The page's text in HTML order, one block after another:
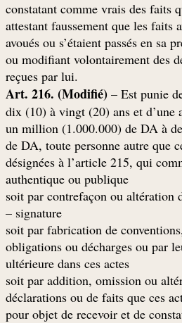
constatant comme vrais des faits
attestant faussement que les faits
avoués ou s’étaient passés en sa
ou modifiant volontairement des
.reçues par lui
Art. 216. (Modifié) – Est punie
dix (10) à vingt (20) ans et d’une
un million (1.000.000) de DA à
de DA, toute personne autre que
: désignées à l’article 215, qui
authentique ou publique
1- soit par contrefaçon ou altération
signature –
2- soit par fabrication de
obligations ou décharges ou par
ultérieure dans ces actes
3- soit par addition, omission ou
déclarations ou de faits que ces
pour objet de recevoir et de